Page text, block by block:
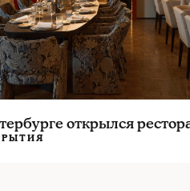
открылся